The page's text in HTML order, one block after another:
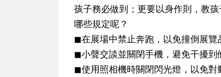
孩子務必做到；更要以身作則，教
哪些規定呢？
◼在展場中禁止奔跑，以免撞倒展覽
◼小聲交談並關閉手機，避免干擾到
◼使用照相機時關閉閃光燈，以免